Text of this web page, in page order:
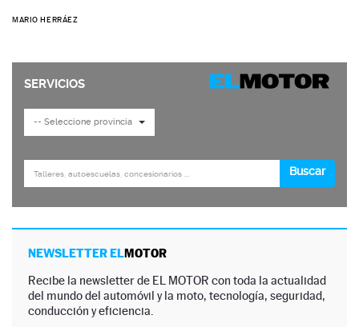
MARIO HERRÁEZ
NEWSLETTER ELMOTOR
Recibe la newsletter de EL MOTOR con toda la actualidad
del mundo del automóvil y la moto, tecnología, seguridad,
conducción y eficiencia.